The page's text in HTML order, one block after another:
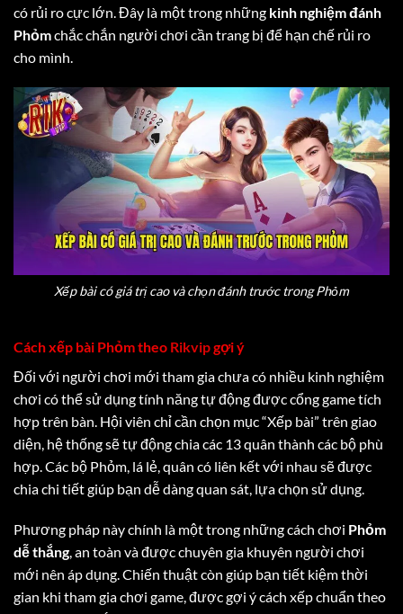
có rủi ro cực lớn. Đây là một trong những kinh nghiệm đánh
Phỏmchắc chắn người chơi cần trang bị để hạn chế rủi ro
cho mình.
Xếp bài có giá trị cao và chọn đánh trước trong Phỏm
Cách xếp bài Phỏm theo Rikvipgợi ý
Đối với người chơi mới tham gia chưa có nhiều kinh nghiệm
chơi có thể sử dụng tính năng tự động được cổng game tích
hợp trên bàn. Hội viên chỉ cần chọn mục “Xếp bài” trên giao
diện, hệ thống sẽ tự động chia các 13 quân thành các bộ phù
hợp. Các bộ Phỏm, lá lẻ, quân có liên kết với nhau sẽ được
chia chi tiết giúp bạn dễ dàng quan sát, lựa chọn sử dụng.
Phương pháp này chính là một trong những cách chơi Phỏm
dễ thắng, an toàn và được chuyên gia khuyên người chơi
mới nên áp dụng. Chiến thuật còn giúp bạn tiết kiệm thời
gian khi tham gia chơi game, được gợi ý cách xếp chuẩn theo